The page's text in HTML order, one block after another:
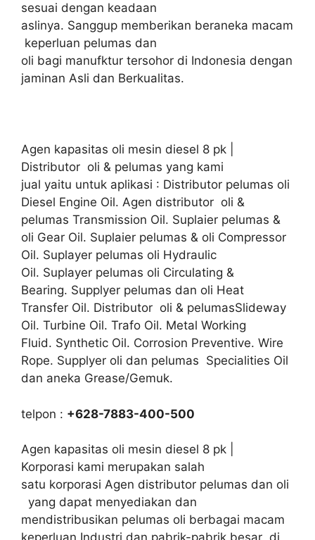
sesuai dengan keadaan
aslinya. Sanggup memberikan beraneka macam
keperluan pelumas dan
oli bagi manufktur tersohor di Indonesia dengan
jaminan Asli dan Berkualitas.
Agen kapasitas oli mesin diesel 8 pk |
Distributor oli & pelumas yang kami
jual yaitu untuk aplikasi : Distributor pelumas oli
Diesel Engine Oil. Agen distributor oli &
pelumas Transmission Oil. Suplaier pelumas &
oli Gear Oil. Suplaier pelumas & oli Compressor
Oil. Suplayer pelumas oli Hydraulic
Oil. Suplayer pelumas oli Circulating &
Bearing. Supplyer pelumas dan oli Heat
Transfer Oil. Distributor oli & pelumasSlideway
Oil. Turbine Oil. Trafo Oil. Metal Working
Fluid. Synthetic Oil. Corrosion Preventive. Wire
Rope. Supplyer oli dan pelumas Specialities Oil
dan aneka Grease/Gemuk.
telpon : +628-7883-400-500
Agen kapasitas oli mesin diesel 8 pk |
Korporasi kami merupakan salah
satu korporasi Agen distributor pelumas dan oli
yang dapat menyediakan dan
mendistribusikan pelumas oli berbagai macam
keperluan Industri dan pabrik-pabrik besar di